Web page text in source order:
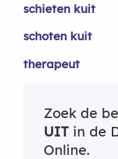
schieten kuit
schoten kuit
therapeut
Zoek de
UITin de
Online.